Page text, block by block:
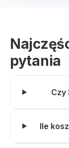
pytania
Czy
Ile